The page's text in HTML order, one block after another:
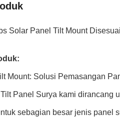
Solar Panel Tilt Mount
Mount: Solusi Pemasangan
Panel Surya kami dirancang
sebagian besar jenis panel